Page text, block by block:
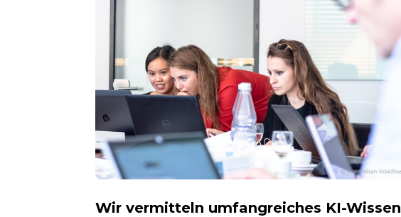
Wir vermitteln umfangreiches KI-Wissen